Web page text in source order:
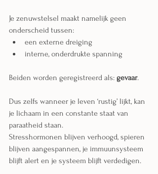
Je zenuwstelsel maakt namelijk geen
onderscheid tussen:
een externe dreiging
interne, onderdrukte spanning
Beiden worden geregistreerd als: gevaar.
Dus zelfs wanneer je leven ‘rustig’ lijkt, kan
je lichaam in een constante staat van
paraatheid staan.
Stresshormonen blijven verhoogd, spieren
blijven aangespannen, je immuunsysteem
blijft alert en je systeem blijft verdedigen.